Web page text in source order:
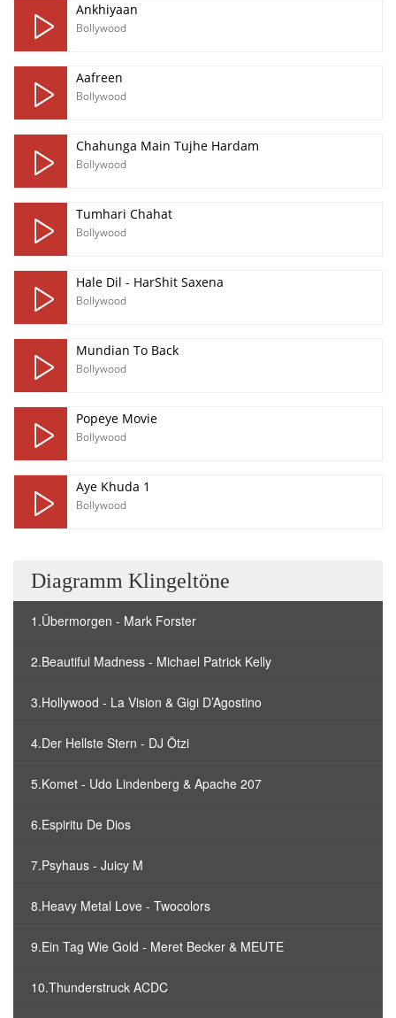
Ankhiyaan
Bollywood
Aafreen
Bollywood
Chahunga Main Tujhe Hardam
Bollywood
Tumhari Chahat
Bollywood
Hale Dil - HarShit Saxena
Bollywood
Mundian To Back
Bollywood
Popeye Movie
Bollywood
Aye Khuda 1
Bollywood
Diagramm Klingeltöne
1.Übermorgen - Mark Forster
2.Beautiful Madness - Michael Patrick Kelly
3.Hollywood - La Vision & Gigi D’Agostino
4.Der Hellste Stern - DJ Ötzi
5.Komet - Udo Lindenberg & Apache 207
6.Espiritu De Dios
7.Psyhaus - Juicy M
8.Heavy Metal Love - Twocolors
9.Ein Tag Wie Gold - Meret Becker & MEUTE
10.Thunderstruck ACDC